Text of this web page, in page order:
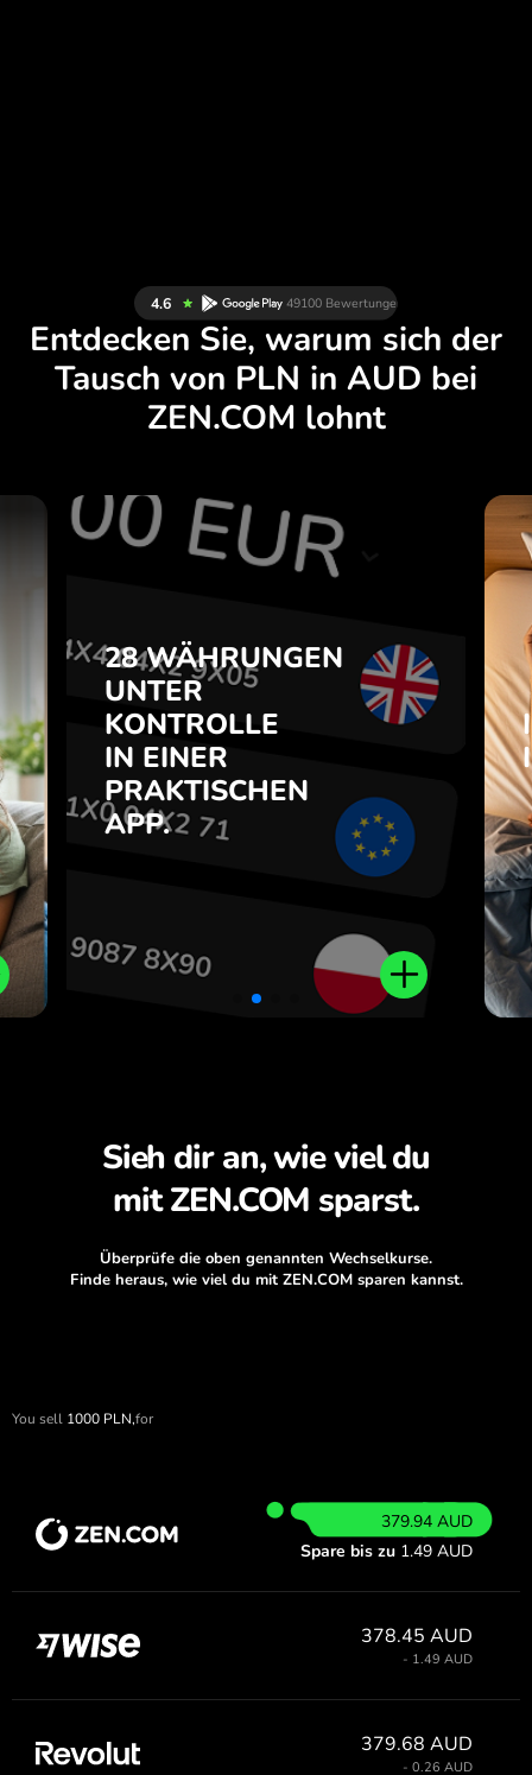
Entdecken Sie, warum sich der
Tausch von PLN in AUD bei
ZEN.COM lohnt
28 WÄHRUNGEN
UNTER
KONTROLLE
IN EINER
PRAKTISCHEN
APP.
28 WÄHRUNGEN
KONTROLLE
IN EINER
PRAKTISCHEN
APP.
Kaufen Sie PLN, verkaufen Sie
AUD und umgekehrt mit einem
Klick in der ZEN.COM-App.
Sieh dir an, wie viel du
mit ZEN.COM sparst.
Überprüfe die oben genannten Wechselkurse.
Finde heraus, wie viel du mit ZEN.COM sparen kannst.
You sell 1000 PLN,for
379.94 AUD
Spare bis zu 1.49 AUD
378.45 AUD
- 1.49 AUD
379.68 AUD
- 0.26 AUD